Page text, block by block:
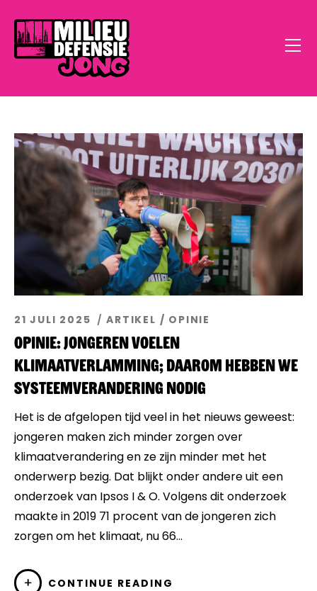
Home
Open Call
Doe Mee
Events
Artikelen
Over Ons
21 JULI 2025 ARTIKEL / OPINIE
Opinie: Jongeren voelen
klimaatverlamming; daarom hebben we
systeemverandering nodig
Het is de afgelopen tijd veel in het nieuws geweest:
jongeren maken zich minder zorgen over
klimaatverandering en ze zijn minder met het
onderwerp bezig. Dat blijkt onder andere uit een
onderzoek van Ipsos I & O. Volgens dit onderzoek
maakte in 2019 71 procent van de jongeren zich
zorgen om het klimaat, nu 66…
CONTINUE READING